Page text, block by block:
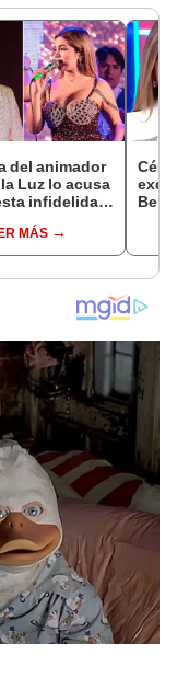
del animador
Luz lo acusa
infidelidad
MÁS
la